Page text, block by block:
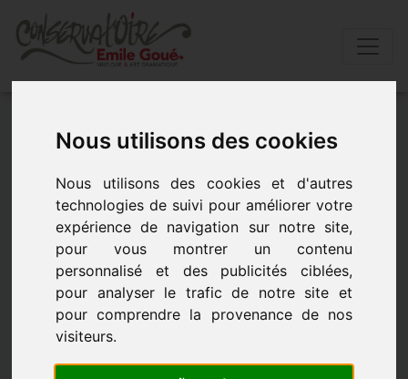
Nous utilisons des cookies
Nous utilisons des cookies et d'autres
technologies de suivi pour améliorer votre
expérience de navigation sur notre site,
pour vous montrer un contenu
personnalisé et des publicités ciblées,
pour analyser le trafic de notre site et
pour comprendre la provenance de nos
visiteurs.
villepoux
DUO GUITARES HERVÉ LE CAM/GAËL
VILLEPOUX
DUO GUITARES HERVÉ LE CAM/GAËL VILLEPOUX - le
23 avril 2026 à 20h00